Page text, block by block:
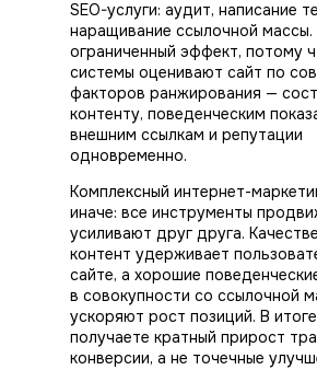
SEO-услуги: аудит, написание
наращивание ссылочной
ограниченный эффект, потому
системы оценивают сайт по
факторов ранжирования —
контенту, поведенческим
внешним ссылкам и репутации
одновременно.
Комплексный интернет-
иначе: все инструменты
усиливают друг друга.
контент удерживает
сайте, а хорошие
в совокупности со ссылочной
ускоряют рост позиций. В
получаете кратный прирост
конверсии, а не точечные